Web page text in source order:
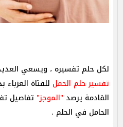
لكل حلم تفسيره ، ويسعي
تفسير حلم الحمل للفتاة
القادمة يرصد "الموجز" تفاصيل
الحامل في الحلم .